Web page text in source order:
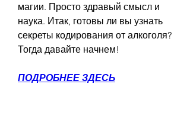
магии. Просто здравый смысл и
наука. Итак, готовы ли вы узнать
секреты кодирования от алкоголя?
Тогда давайте начнем!
ПОДРОБНЕЕ ЗДЕСЬ